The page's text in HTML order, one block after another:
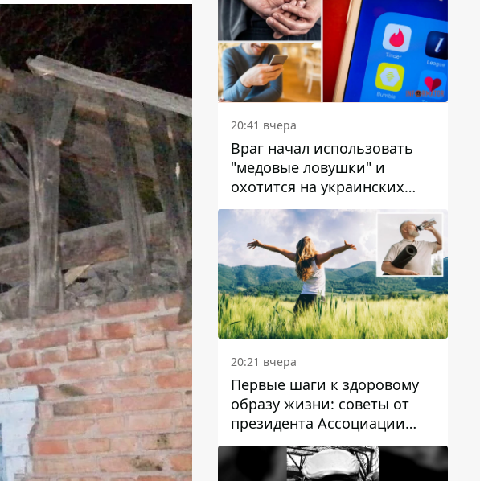
20:41 вчера
Враг начал использовать
"медовые ловушки" и
охотится на украинских
военнослужащих
20:21 вчера
Первые шаги к здоровому
образу жизни: советы от
президента Ассоциации
диетологов Украины